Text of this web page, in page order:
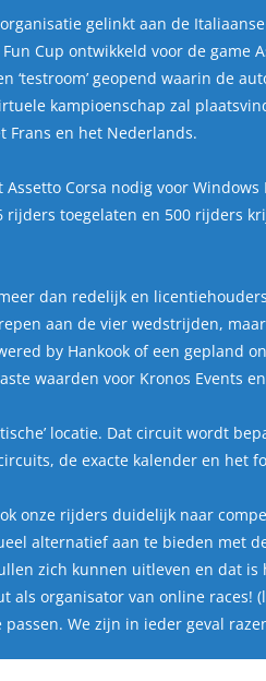
gelinkt aan de
Cup ontwikkeld voor de game
‘testroom’ geopend waarin de
kampioenschap zal
Frans en het Nederlands.
Corsa nodig voor
rijders toegelaten en 500 rijders
dan redelijk en
aan de vier wedstrijden,
by Hankook of een gepland
waarden voor Kronos Events
locatie. Dat circuit wordt
de exacte kalender en
onze rijders duidelijk naar
alternatief aan te bieden met
zich kunnen uitleven en dat
als organisator van online
We zijn in ieder geval